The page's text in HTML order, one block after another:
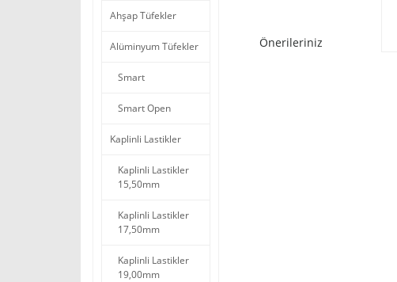
Ahşap Tüfekler
Alüminyum Tüfekler
Smart
Smart Open
Kaplinli Lastikler
Kaplinli Lastikler
15,50mm
Kaplinli Lastikler
17,50mm
Kaplinli Lastikler
19,00mm
Önerileriniz